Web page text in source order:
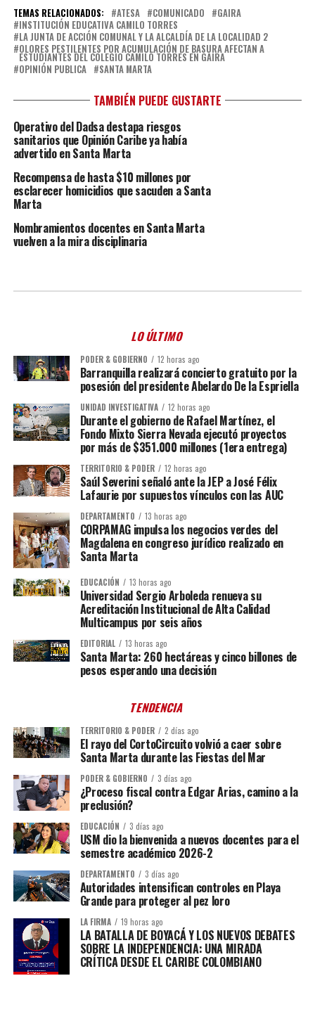
TEMAS RELACIONADOS: ATESA COMUNICADO
GAIRA
INSTITUCIÓN EDUCATIVA CAMILO TORRES
LA JUNTA DE ACCIÓN COMUNAL Y LA ALCALDÍA DE LA LOCALIDAD 2
OLORES PESTILENTES POR ACUMULACIÓN DE BASURA AFECTAN A
ESTUDIANTES DEL COLEGIO CAMILO TORRES EN GAIRA
OPINIÓN PUBLICA
SANTA MARTA
TAMBIÉN PUEDE GUSTARTE
Operativo del Dadsa destapa riesgos
sanitarios que Opinión Caribe ya había
advertido en Santa Marta
Recompensa de hasta $10 millones por
esclarecer homicidios que sacuden a Santa
Marta
Nombramientos docentes en Santa Marta
vuelven a la mira disciplinaria
LO ÚLTIMO
PODER & GOBIERNO 12 horas ago
Barranquilla realizará concierto gratuito por la
posesión del presidente Abelardo De la Espriella
UNIDAD INVESTIGATIVA 12 horas ago
Durante el gobierno de Rafael Martínez, el
Fondo Mixto Sierra Nevada ejecutó proyectos
por más de $351.000 millones (1era entrega)
TERRITORIO & PODER 12 horas ago
Saúl Severini señaló ante la JEP a José Félix
Lafaurie por supuestos vínculos con las AUC
DEPARTAMENTO 13 horas ago
CORPAMAG impulsa los negocios verdes del
Magdalena en congreso jurídico realizado en
Santa Marta
EDUCACIÓN 13 horas ago
Universidad Sergio Arboleda renueva su
Acreditación Institucional de Alta Calidad
Multicampus por seis años
EDITORIAL 13 horas ago
Santa Marta: 260 hectáreas y cinco billones de
pesos esperando una decisión
TENDENCIA
TERRITORIO & PODER 2 días ago
El rayo del CortoCircuito volvió a caer sobre
Santa Marta durante las Fiestas del Mar
PODER & GOBIERNO 3 días ago
¿Proceso fiscal contra Edgar Arias, camino a la
preclusión?
EDUCACIÓN 3 días ago
USM dio la bienvenida a nuevos docentes para el
semestre académico 2026-2
DEPARTAMENTO 3 días ago
Autoridades intensifican controles en Playa
Grande para proteger al pez loro
LA FIRMA 19 horas ago
LA BATALLA DE BOYACÁ Y LOS NUEVOS DEBATES
SOBRE LA INDEPENDENCIA: UNA MIRADA
CRÍTICA DESDE EL CARIBE COLOMBIANO